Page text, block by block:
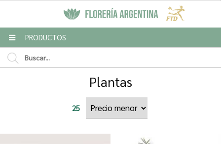
MI COMPRA
PRODUCTOS
Plantas
25